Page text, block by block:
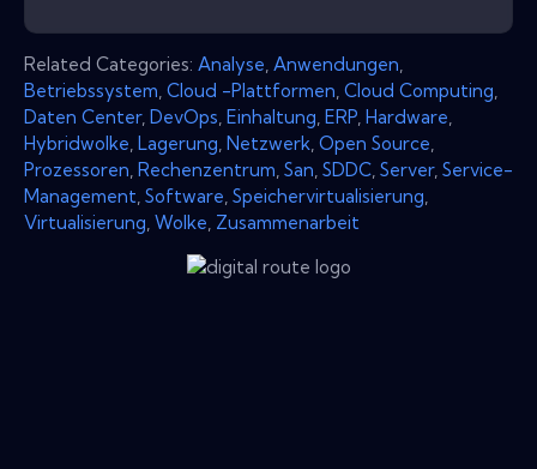
Related Categories: Analyse Anwendungen
Betriebssystem Cloud -Plattformen Cloud Computing
Daten Center, DevOps Einhaltung ERP Hardware
Hybridwolke Lagerung Netzwerk Open Source
Prozessoren Rechenzentrum San SDDC Server, Service-
Management Software Speichervirtualisierung
Virtualisierung Wolke Zusammenarbeit